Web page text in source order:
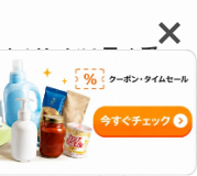
どれだけ早く受
けでなく、「通
です。